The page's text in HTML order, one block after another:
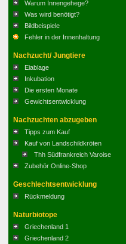
Warum Innengehege?
Was wird benötigt?
Bildbeispiele
Fehler in der Innenhaltung
Nachzucht/ Jungtiere
Eiablage
Inkubation
Die ersten Monate
Gewichtsentwicklung
Nachzuchten abzugeben
Tipps zum Kauf
Kauf von Landschildkröten
Thh Südfrankreich Varoise
Zubehör Online-Shop
Geschlechtsentwicklung
Rückmeldung
Naturbiotope
Griechenland 1
Griechenland 2